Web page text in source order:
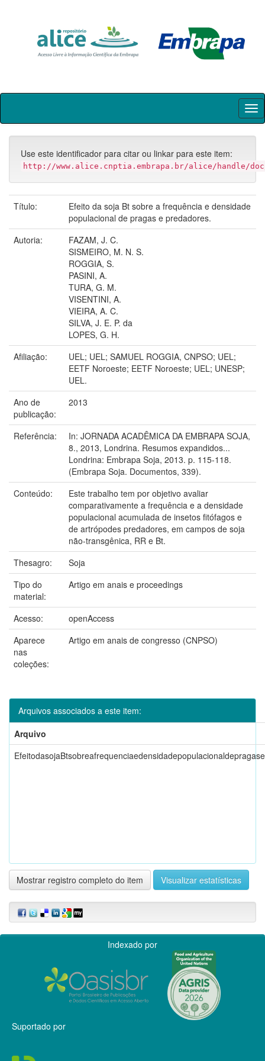
Skip
Use este identificador para citar ou linkar para este item:
http://www.alice.cnptia.embrapa.br/alice/handle/
Título:
Efeito da soja Bt sobre a frequência e densidade
populacional de pragas e predadores.
Autoria:
FAZAM, J. C.
SISMEIRO, M. N. S.
ROGGIA, S.
PASINI, A.
TURA, G. M.
VISENTINI, A.
VIEIRA, A. C.
SILVA, J. E. P. da
LOPES, G. H.
Afiliação:
UEL; UEL; SAMUEL ROGGIA, CNPSO; UEL;
EETF Noroeste; EETF Noroeste; UEL; UNESP;
UEL.
Ano de
publicação:
2013
Referência:
In: JORNADA ACADÊMICA DA EMBRAPA SOJA,
8., 2013, Londrina. Resumos expandidos...
Londrina: Embrapa Soja, 2013. p. 115-118.
(Embrapa Soja. Documentos, 339).
Conteúdo:
Este trabalho tem por objetivo avaliar
comparativamente a frequência e a densidade
populacional acumulada de insetos fitófagos e
de artrópodes predadores, em campos de soja
não-transgênica, RR e Bt.
Thesagro:
Soja
Tipo do
material:
Artigo em anais e proceedings
Acesso:
openAccess
Aparece
nas
coleções:
Artigo em anais de congresso (CNPSO)
Arquivos associados a este item:
Arquivo
Mostrar registro completo do item Visualizar estatísticas
Indexado por
Suportado por